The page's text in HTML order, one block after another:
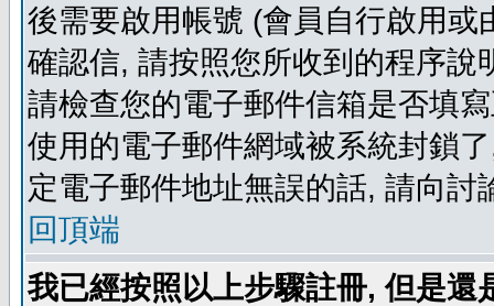
後需要啟用帳號 (會員自行啟用
確認信, 請按照您所收到的程序
請檢查您的電子郵件信箱是否填
使用的電子郵件網域被系統封鎖
定電子郵件地址無誤的話, 請向
回頂端
我已經按照以上步驟註冊, 但是還